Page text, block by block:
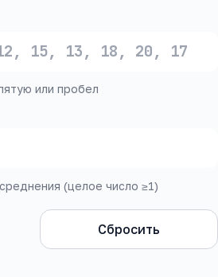
или пробел
(целое число ≥1)
Сбросить